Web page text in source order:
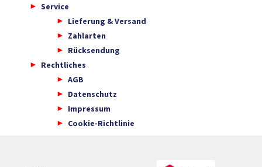
Service
Lieferung & Versand
Zahlarten
Rücksendung
Rechtliches
AGB
Datenschutz
Impressum
Cookie-Richtlinie